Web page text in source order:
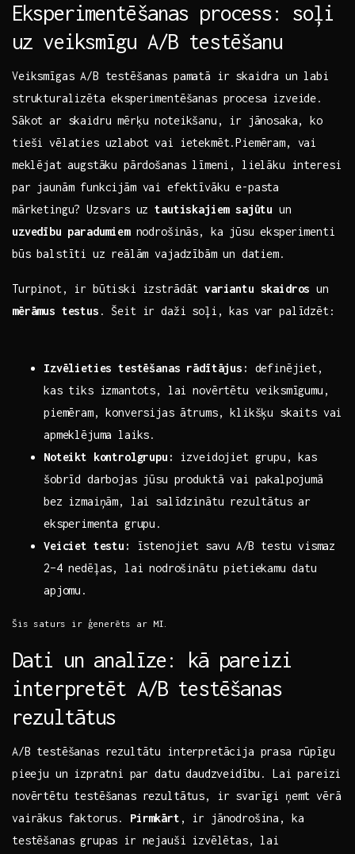
Eksperimentēšanas process: ⁤soļi
uz‌ veiksmīgu A/B testēšanu
Veiksmīgas A/B testēšanas pamatā ir skaidra un labi
strukturalizēta eksperimentēšanas procesa izveide.
Sākot ar skaidru mērķu noteikšanu, ⁣ir ‌jānosaka, ko
tieši vēlaties uzlabot ​vai ietekmēt.Piemēram, ‌vai
⁣meklējat augstāku pārdošanas līmeni, lielāku interesi
par​ jaunām‍ funkcijām vai efektīvāku e-pasta
mārketingu?⁤ Uzsvars uztautiskajiem sajūtu ⁢un
uzvedību ⁣paradumiemnodrošinās, ​ka‍ jūsu⁣ eksperimenti
būs​ balstīti ⁤uz reālām vajadzībām un⁣ datiem. ​ ‌
Turpinot, ir būtiski izstrādāt‌variantu skaidros un
mērāmus testus . Šeit ‌ir ‍daži soļi, kas var ‍palīdzēt: ‌
Izvēlieties testēšanas‌ rādītājus:
definējiet,
kas tiks‌ izmantots,‍ lai novērtētu veiksmīgumu,
piemēram, konversijas ātrums, klikšķu skaits vai
apmeklējuma laiks.
Noteikt kontrolgrupu:
izveidojiet‍ grupu, kas⁤
šobrīd darbojas jūsu produktā vai pakalpojumā
‍bez izmaiņām, lai salīdzinātu rezultātus ar
eksperimenta grupu.
Veiciet testu:
‌īstenojiet⁣ savu ⁣A/B testu vismaz
2–4 nedēļas, lai ‍nodrošinātu pietiekamu⁢ datu
apjomu.
Šis⁤ saturs ir ģenerēts ar MI.
Dati⁤ un⁢ analīze: kā pareizi
interpretēt A/B ⁢testēšanas
rezultātus
A/B testēšanas rezultātu interpretācija‌ prasa rūpīgu
⁣pieeju un izpratni⁢ par datu daudzveidību.‍ Lai pareizi
novērtētu testēšanas rezultātus, ir svarīgi ņemt vērā
vairākus faktorus. Pirmkārt , ir jānodrošina, ka
testēšanas grupas ir nejauši⁢ izvēlētas, lai